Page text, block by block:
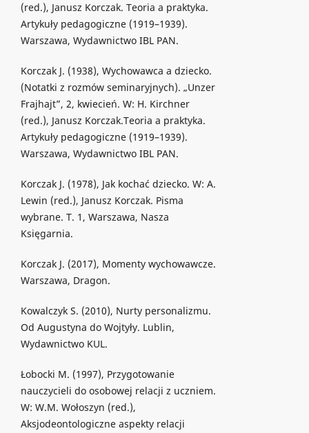
(red.), Janusz Korczak. Teoria a praktyka.
Artykuły pedagogiczne (1919–1939).
Warszawa, Wydawnictwo IBL PAN.
Korczak J. (1938), Wychowawca a dziecko.
(Notatki z rozmów seminaryjnych). „Unzer
Frajhajt”, 2, kwiecień. W: H. Kirchner
(red.), Janusz Korczak.Teoria a praktyka.
Artykuły pedagogiczne (1919–1939).
Warszawa, Wydawnictwo IBL PAN.
Korczak J. (1978), Jak kochać dziecko. W: A.
Lewin (red.), Janusz Korczak. Pisma
wybrane. T. 1, Warszawa, Nasza
Księgarnia.
Korczak J. (2017), Momenty wychowawcze.
Warszawa, Dragon.
Kowalczyk S. (2010), Nurty personalizmu.
Od Augustyna do Wojtyły. Lublin,
Wydawnictwo KUL.
Łobocki M. (1997), Przygotowanie
nauczycieli do osobowej relacji z uczniem.
W: W.M. Wołoszyn (red.),
Aksjodeontologiczne aspekty relacji